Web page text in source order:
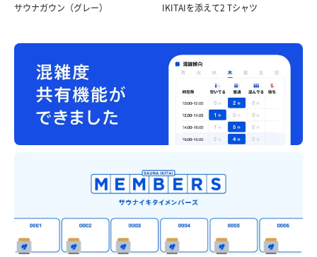
サウナガウン（グレー） IKITAIを添えて2 Tシャツ